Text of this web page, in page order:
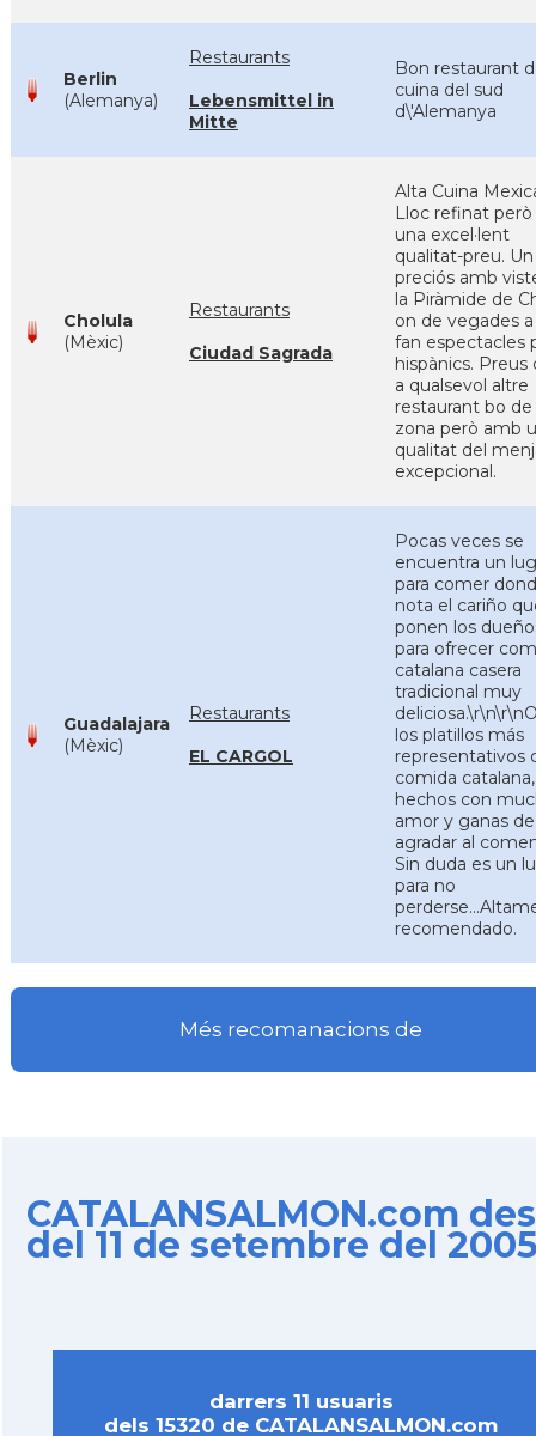
Berlin
(Alemanya)
Restaurants
Lebensmittel in
Mitte
Bon restaurant
cuina del sud
d\'Alemanya
Cholula
(Mèxic)
Restaurants
Ciudad Sagrada
Alta Cuina
Lloc refinat
una excel·lent
qualitat-preu.
preciós amb
la Piràmide de
on de vegades
fan espectacles
hispànics. Preus
a qualsevol altre
restaurant bo de
zona però amb
qualitat del
excepcional.
Guadalajara
(Mèxic)
Restaurants
EL CARGOL
Pocas veces se
encuentra un
para comer
nota el cariño
ponen los
para ofrecer
catalana casera
tradicional muy
los platillos más
representativos
comida catalana,
hechos con
amor y ganas de
agradar al
Sin duda es un
para no
recomendado.
Més recomanacions de
CATALANSALMON.com des
del 11 de setembre del
darrers 11 usuaris
dels 15320 de CATALANSALMON.com